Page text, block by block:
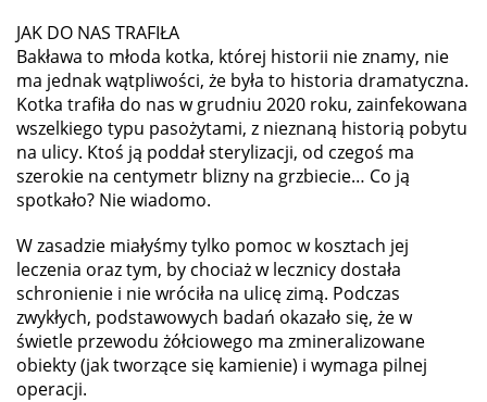
JAK DO NAS TRAFIŁA
Bakława to młoda kotka, której historii nie znamy, nie
ma jednak wątpliwości, że była to historia dramatyczna.
Kotka trafiła do nas w grudniu 2020 roku, zainfekowana
wszelkiego typu pasożytami, z nieznaną historią pobytu
na ulicy. Ktoś ją poddał sterylizacji, od czegoś ma
szerokie na centymetr blizny na grzbiecie… Co ją
spotkało? Nie wiadomo.
W zasadzie miałyśmy tylko pomoc w kosztach jej
leczenia oraz tym, by chociaż w lecznicy dostała
schronienie i nie wróciła na ulicę zimą. Podczas
zwykłych, podstawowych badań okazało się, że w
świetle przewodu żółciowego ma zmineralizowane
obiekty (jak tworzące się kamienie) i wymaga pilnej
operacji.